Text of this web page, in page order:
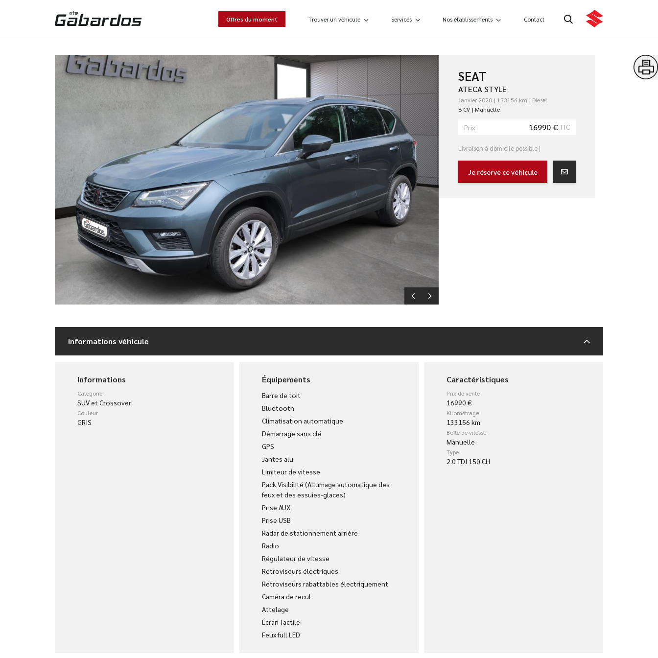
Offres du moment Trouver un véhicule Services Nos établissements Contact
SEAT
ATECA STYLE
Janvier 2020 133156 km
Diesel
8 CV
Manuelle
Prix : 16990 €TTC
Livraison à domicile possible |
Je réserve ce véhicule
Informations véhicule
Informations
Catégorie
SUV et Crossover
Couleur
GRIS
Équipements
Barre de toit
Bluetooth
Climatisation automatique
Démarrage sans clé
GPS
Jantes alu
Limiteur de vitesse
Pack Visibilité (Allumage automatique des
feux et des essuies-glaces)
Prise AUX
Prise USB
Radar de stationnement arrière
Radio
Régulateur de vitesse
Rétroviseurs électriques
Rétroviseurs rabattables électriquement
Caméra de recul
Attelage
Écran Tactile
Feux full LED
Caractéristiques
Prix de vente
16990 €
Kilométrage
133156 km
Boîte de vitesse
Manuelle
Type
2.0 TDI 150 CH